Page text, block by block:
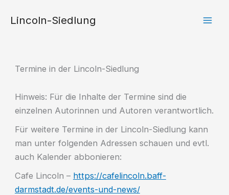
InhaltLincoln-Siedlung
Termine in der Lincoln-Siedlung
Hinweis: Für die Inhalte der Termine sind die
einzelnen Autorinnen und Autoren verantwortlich.
Für weitere Termine in der Lincoln-Siedlung kann
man unter folgenden Adressen schauen und evtl.
auch Kalender abbonieren:
Cafe Lincoln – https://cafelincoln.baff-
darmstadt.de/events-und-news/